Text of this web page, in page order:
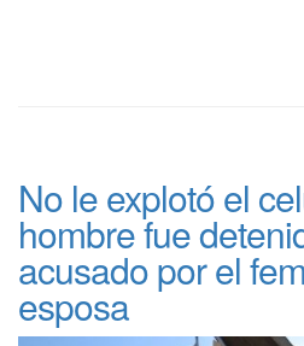
No le explotó el
hombre fue
acusado por el
esposa